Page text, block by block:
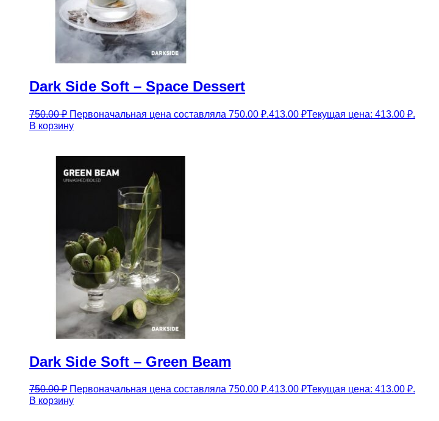
Dark Side Soft – Space Dessert
750.00₽ Первоначальная цена составляла 750.00 ₽.413.00 ₽Текущая цена: 413.00 ₽.
В корзину
Dark Side Soft – Green Beam
750.00₽ Первоначальная цена составляла 750.00 ₽.413.00 ₽Текущая цена: 413.00 ₽.
В корзину